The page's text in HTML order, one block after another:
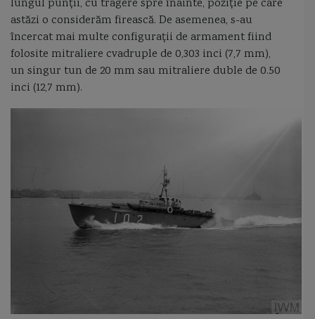
DM25 Locotenent Lupu Dinescu DM29 Locotenent Dimitrie Nicolescu
dragaj dragor maritim clasa Musca drone
elicopter Ka-31R AEW&C
flota fluviala fluviul Dunarea
Fortele Navale Romane fregata Fregata Amiral Gorshkov
lungul punţii, cu tragere spre înainte, poziţie pe care
astăzi o considerăm firească. De asemenea, s-au
încercat mai multe configuraţii de armament fiind
folosite mitraliere cvadruple de 0,303 inci (7,7 mm),
un singur tun de 20 mm sau mitraliere duble de 0.50
inci (12,7 mm).